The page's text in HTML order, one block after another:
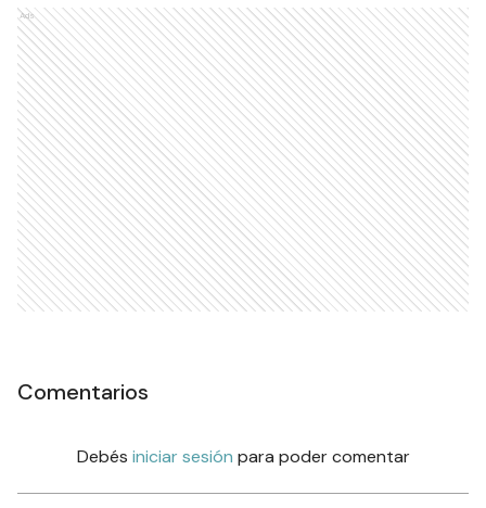
Ads
Comentarios
Debés iniciar sesión para poder comentar